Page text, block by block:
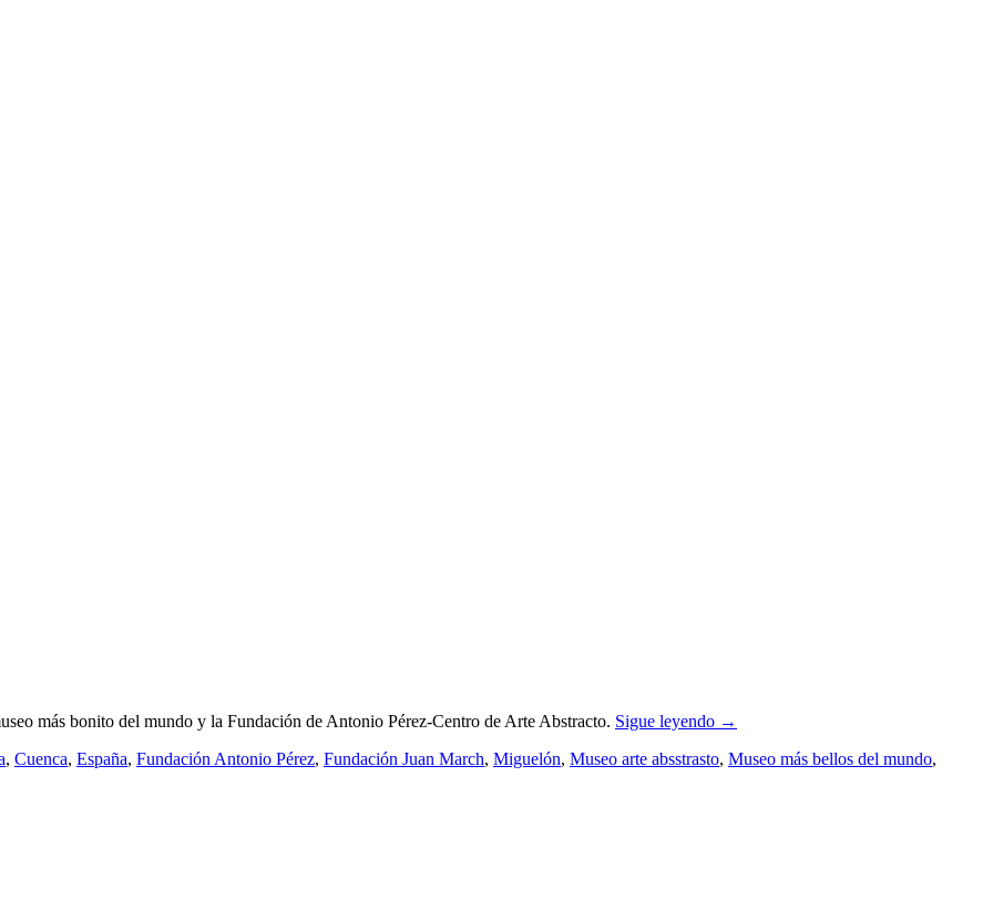
más bonito del mundo y la Fundación de Antonio Pérez-Centro de Arte Abstracto. Sigue leyendo →
, Cuenca, España, Fundación Antonio Pérez, Fundación Juan March, Miguelón, Museo arte absstrasto, Museo más bellos del mundo,